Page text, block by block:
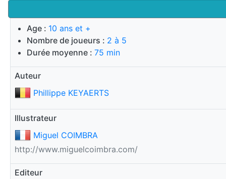
Age : 10 ans et +
Nombre de joueurs : 2 à 5
Durée moyenne : 75 min
Auteur
Phillippe KEYAERTS
Illustrateur
Miguel COIMBRA
http://www.miguelcoimbra.com/
Editeur